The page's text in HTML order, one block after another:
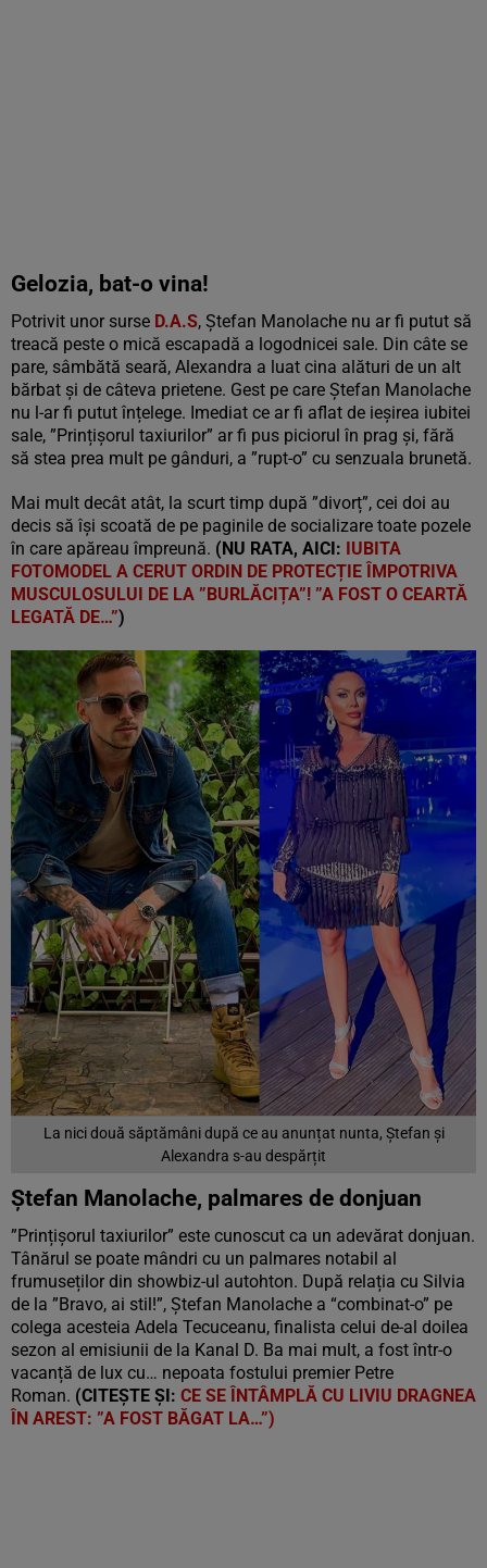
Gelozia, bat-o vina!
Potrivit unor surse D.A.S, Ștefan Manolache nu ar fi putut să
treacă peste o mică escapadă a logodnicei sale. Din câte se
pare, sâmbătă seară, Alexandra a luat cina alături de un alt
bărbat și de câteva prietene. Gest pe care Ștefan Manolache
nu l-ar fi putut înțelege. Imediat ce ar fi aflat de ieșirea iubitei
sale, ”Prințișorul taxiurilor” ar fi pus piciorul în prag și, fără
să stea prea mult pe gânduri, a ”rupt-o” cu senzuala brunetă.
Mai mult decât atât, la scurt timp după ”divorț”, cei doi au
decis să își scoată de pe paginile de socializare toate pozele
în care apăreau împreună. (NU RATA, AICI: IUBITA
FOTOMODEL A CERUT ORDIN DE PROTECȚIE ÎMPOTRIVA
MUSCULOSULUI DE LA ”BURLĂCIȚA”! ”A FOST O CEARTĂ
LEGATĂ DE…”)
La nici două săptămâni după ce au anunțat nunta, Ștefan și
Alexandra s-au despărțit
Ștefan Manolache, palmares de donjuan
”Prințișorul taxiurilor” este cunoscut ca un adevărat donjuan.
Tânărul se poate mândri cu un palmares notabil al
frumuseților din showbiz-ul autohton. După relația cu Silvia
de la ”Bravo, ai stil!”, Ștefan Manolache a “combinat-o” pe
colega acesteia Adela Tecuceanu, finalista celui de-al doilea
sezon al emisiunii de la Kanal D. Ba mai mult, a fost într-o
vacanță de lux cu… nepoata fostului premier Petre
Roman. (CITEȘTE ȘI: CE SE ÎNTÂMPLĂ CU LIVIU DRAGNEA
ÎN AREST: ”A FOST BĂGAT LA…”)